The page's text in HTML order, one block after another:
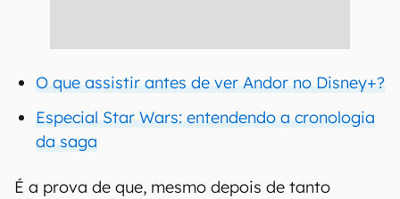
O que assistir antes de ver Andor no Disney+?
Especial Star Wars: entendendo a cronologia
da saga
É a prova de que, mesmo depois de tanto